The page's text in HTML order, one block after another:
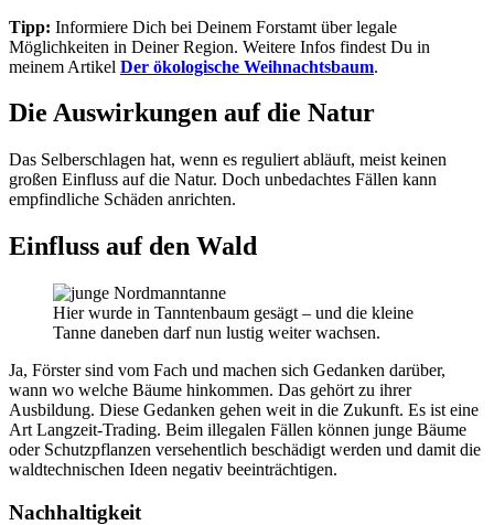
Tipp: Informiere Dich bei Deinem Forstamt über legale
Möglichkeiten in Deiner Region. Weitere Infos findest Du in
meinem Artikel Der ökologische Weihnachtsbaum.
Die Auswirkungen auf die Natur
Das Selberschlagen hat, wenn es reguliert abläuft, meist keinen
großen Einfluss auf die Natur. Doch unbedachtes Fällen kann
empfindliche Schäden anrichten.
Einfluss auf den Wald
Hier wurde in Tanntenbaum gesägt – und die kleine
Tanne daneben darf nun lustig weiter wachsen.
Ja, Förster sind vom Fach und machen sich Gedanken darüber,
wann wo welche Bäume hinkommen. Das gehört zu ihrer
Ausbildung. Diese Gedanken gehen weit in die Zukunft. Es ist eine
Art Langzeit-Trading. Beim illegalen Fällen können junge Bäume
oder Schutzpflanzen versehentlich beschädigt werden und damit die
waldtechnischen Ideen negativ beeinträchtigen.
Nachhaltigkeit